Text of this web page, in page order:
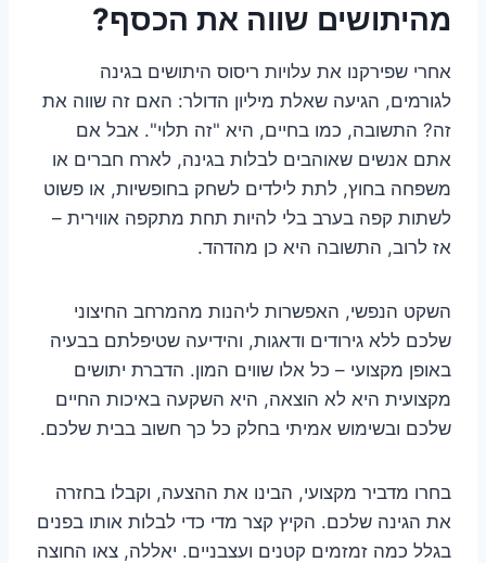
מהיתושים שווה את הכסף?
אחרי שפירקנו את עלויות ריסוס היתושים בגינה
לגורמים, הגיעה שאלת מיליון הדולר: האם זה שווה את
זה? התשובה, כמו בחיים, היא "זה תלוי". אבל אם
אתם אנשים שאוהבים לבלות בגינה, לארח חברים או
משפחה בחוץ, לתת לילדים לשחק בחופשיות, או פשוט
לשתות קפה בערב בלי להיות תחת מתקפה אווירית –
אז לרוב, התשובה היא כן מהדהד.
השקט הנפשי, האפשרות ליהנות מהמרחב החיצוני
שלכם ללא גירודים ודאגות, והידיעה שטיפלתם בבעיה
באופן מקצועי – כל אלו שווים המון. הדברת יתושים
מקצועית היא לא הוצאה, היא השקעה באיכות החיים
שלכם ובשימוש אמיתי בחלק כל כך חשוב בבית שלכם.
בחרו מדביר מקצועי, הבינו את ההצעה, וקבלו בחזרה
את הגינה שלכם. הקיץ קצר מדי כדי לבלות אותו בפנים
בגלל כמה זמזמים קטנים ועצבניים. יאללה, צאו החוצה